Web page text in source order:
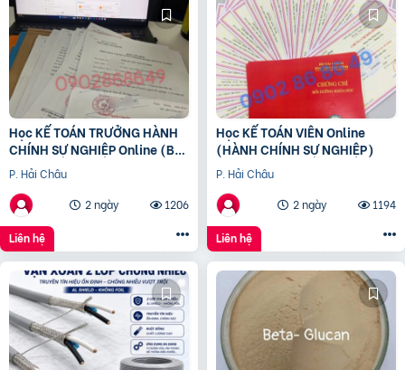
Học KẾ TOÁN TRƯỞNG HÀNH
CHÍNH SỰ NGHIỆP Online (Bộ
tài chính) cấp chứng chỉ để
bổ nhiệm
P. Hải Châu
2 ngày
1206
Liên hệ
Học KẾ TOÁN VIÊN Online
(HÀNH CHÍNH SỰ NGHIỆP)
P. Hải Châu
2 ngày
1194
Liên hệ